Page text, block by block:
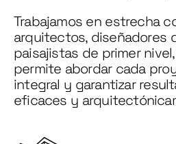
Trabajamos en estrecha
arquitectos, diseñadores
paisajistas de primer
permite abordar cada
integral y garantizar
eficaces y